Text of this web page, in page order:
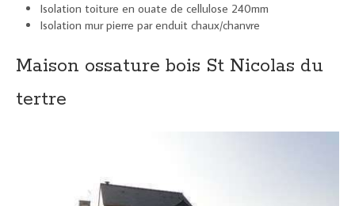
Isolation toiture en ouate de cellulose 240mm
Isolation mur pierre par enduit chaux/chanvre
Maison ossature bois St Nicolas du
tertre